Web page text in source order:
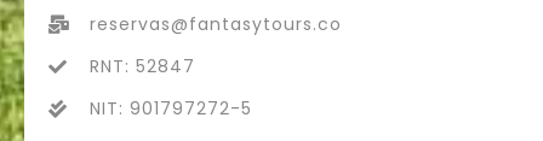
reservas@fantasytours.co
RNT: 52847
NIT: 901797272-5